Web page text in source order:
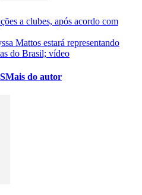
a clubes, após acordo com
Mattos estará representando
do Brasil; vídeo
Mais do autor